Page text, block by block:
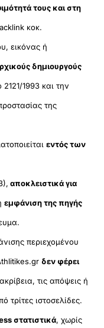
τους και στη
κοκ.
εικόνας ή
δημιουργούς
1993 και την
της
εντός των
αποκλειστικά για
εμφάνιση της πηγής
περιεχομένου
δεν φέρει
τις απόψεις ή
τρίτες ιστοσελίδες.
στατιστικά, χωρίς